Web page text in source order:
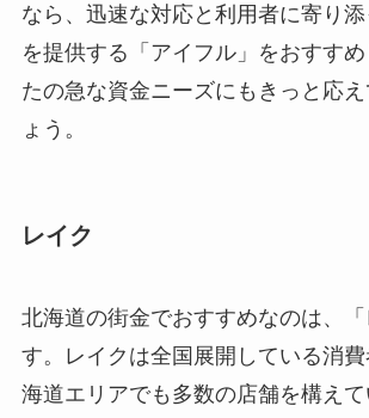
なら、迅速な対応と利用者に寄り
を提供する「アイフル」をおすす
たの急な資金ニーズにもきっと応
ょう。
レイク
北海道の街金でおすすめなのは、
す。レイクは全国展開している消
海道エリアでも多数の店舗を構え